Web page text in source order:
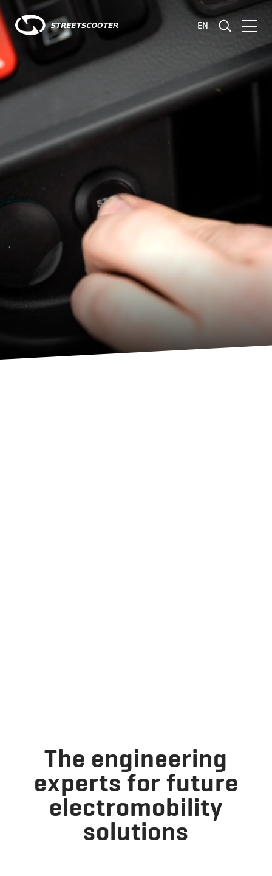
EN
The engineering
experts for future
electromobility
solutions
Consulting
Validation and Testing
Products